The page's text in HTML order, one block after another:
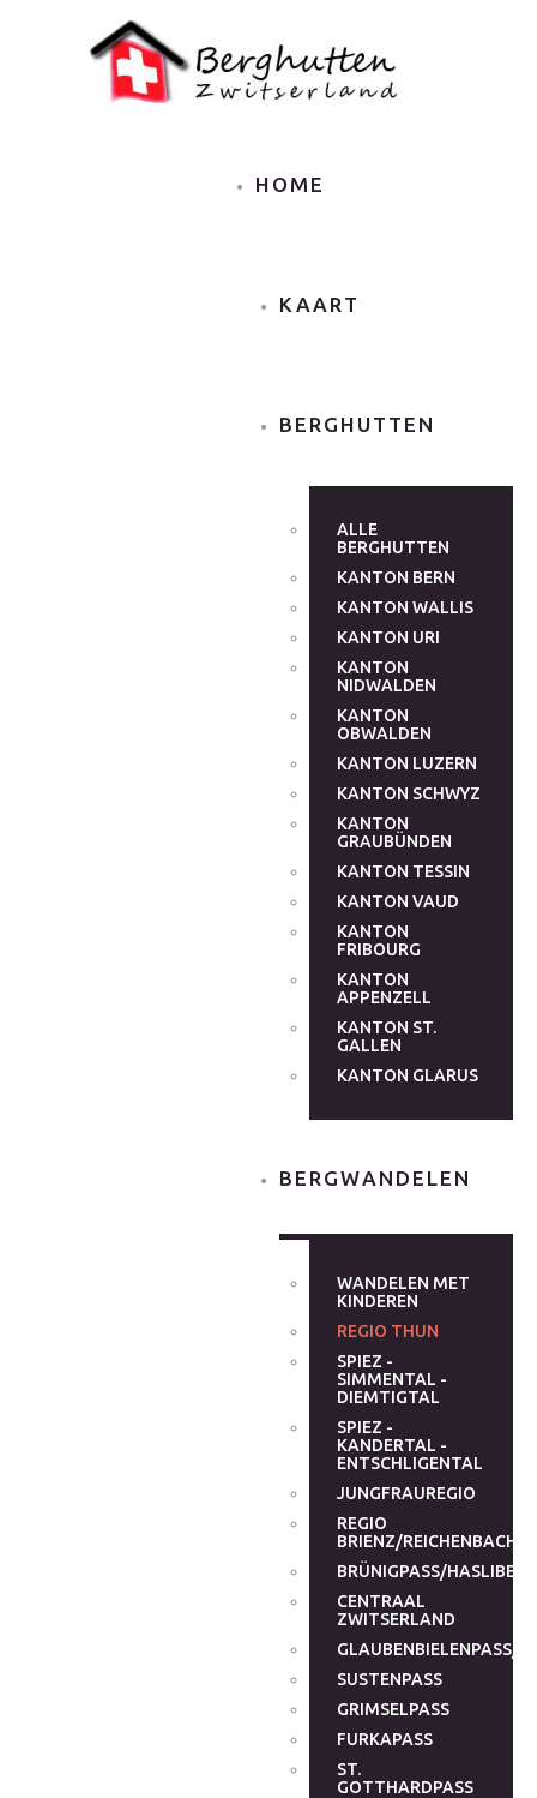
HOME
KAART
BERGHUTTEN
ALLE
BERGHUTTEN
KANTON BERN
KANTON WALLIS
KANTON URI
KANTON
NIDWALDEN
KANTON
OBWALDEN
KANTON LUZERN
KANTON SCHWYZ
KANTON
GRAUBÜNDEN
KANTON TESSIN
KANTON VAUD
KANTON
FRIBOURG
KANTON
APPENZELL
KANTON ST.
GALLEN
KANTON GLARUS
BERGWANDELEN
WANDELEN MET
KINDEREN
REGIO THUN
SPIEZ -
SIMMENTAL -
DIEMTIGTAL
SPIEZ -
KANDERTAL -
ENTSCHLIGENTAL
JUNGFRAUREGIO
REGIO
BRIENZ/
BRÜNIGPASS/HASLIBERG
CENTRAAL
ZWITSERLAND
GLAUBENBIELENPASS/
SUSTENPASS
GRIMSELPASS
FURKAPASS
ST.
GOTTHARDPASS